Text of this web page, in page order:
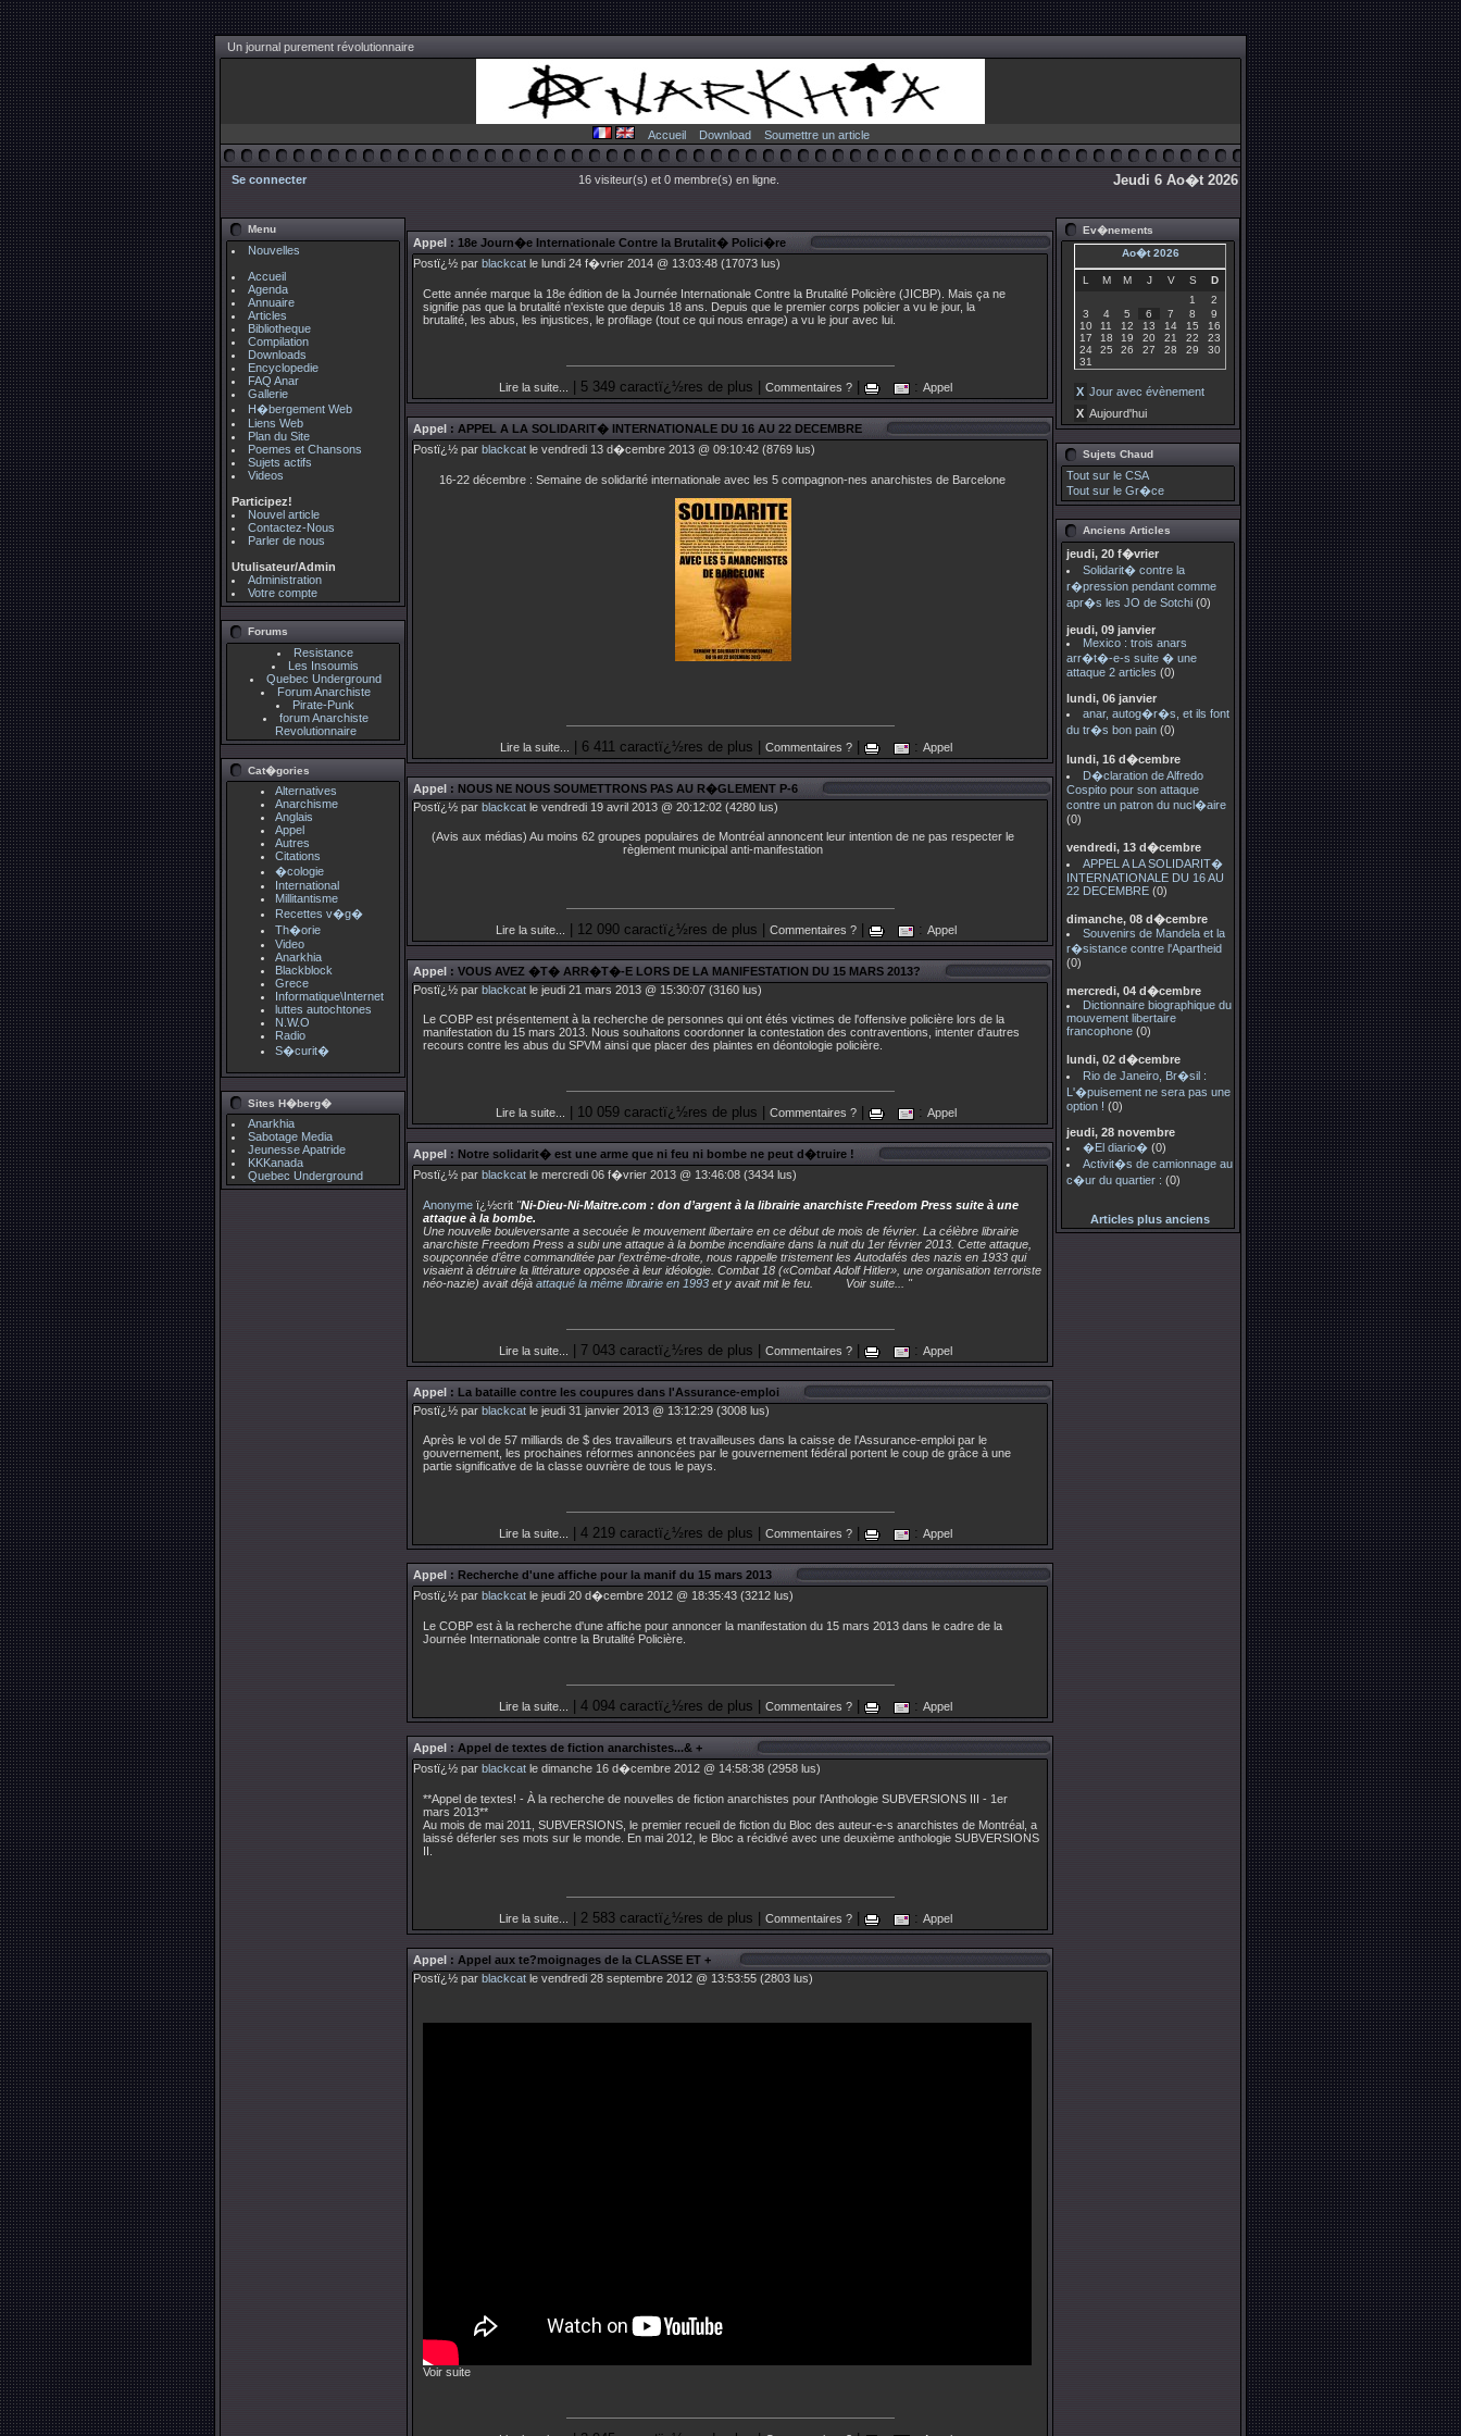
Un journal purement révolutionnaire
Accueil Download Soumettre un article
Se connecter 16 visiteur(s) et 0 membre(s) en ligne. Jeudi 6 Ao�t 2026
Menu
Nouvelles
Accueil
Agenda
Annuaire
Articles
Bibliotheque
Compilation
Downloads
Encyclopedie
FAQ Anar
Gallerie
H�bergement Web
Liens Web
Plan du Site
Poemes et Chansons
Sujets actifs
Videos
Participez!
Nouvel article
Contactez-Nous
Parler de nous
Utulisateur/Admin
Administration
Votre compte
Forums
Resistance
Les Insoumis
Quebec Underground
Forum Anarchiste
Pirate-Punk
forum Anarchiste
Revolutionnaire
Cat�gories
Alternatives
Anarchisme
Anglais
Appel
Autres
Citations
�cologie
International
Millitantisme
Recettes v�g�
Th�orie
Video
Anarkhia
Blackblock
Grece
Informatique\Internet
luttes autochtones
N.W.O
Radio
S�curit�
Sites H�berg�
Anarkhia
Sabotage Media
Jeunesse Apatride
KKKanada
Quebec Underground
Appel : 18e Journ�e Internationale Contre la Brutalit� Polici�re
Postï¿½ par blackcat le lundi 24 f�vrier 2014 @ 13:03:48 (17073 lus)
Cette année marque la 18e édition de la Journée Internationale Contre la Brutalité Policière (JICBP). Mais ça ne
signifie pas que la brutalité n'existe que depuis 18 ans. Depuis que le premier corps policier a vu le jour, la
brutalité, les abus, les injustices, le profilage (tout ce qui nous enrage) a vu le jour avec lui.
Lire la suite... | 5 349 caractï¿½res de plus | Commentaires ? : Appel
Appel : APPEL A LA SOLIDARIT� INTERNATIONALE DU 16 AU 22 DECEMBRE
Postï¿½ par blackcat le vendredi 13 d�cembre 2013 @ 09:10:42 (8769 lus)
16-22 décembre : Semaine de solidarité internationale avec les 5 compagnon-nes anarchistes de Barcelone
Lire la suite... | 6 411 caractï¿½res de plus | Commentaires ?| : Appel
Appel : NOUS NE NOUS SOUMETTRONS PAS AU R�GLEMENT P-6
Postï¿½ par blackcat le vendredi 19 avril 2013 @ 20:12:02 (4280 lus)
(Avis aux médias) Au moins 62 groupes populaires de Montréal annoncent leur intention de ne pas respecter le
règlement municipal anti-manifestation
Lire la suite... | 12 090 caractï¿½res de plus | Commentaires ?| : Appel
Appel : VOUS AVEZ �T� ARR�T�-E LORS DE LA MANIFESTATION DU 15 MARS 2013?
Postï¿½ par blackcat le jeudi 21 mars 2013 @ 15:30:07 (3160 lus)
Le COBP est présentement à la recherche de personnes qui ont étés victimes de l'offensive policière lors de la
manifestation du 15 mars 2013. Nous souhaitons coordonner la contestation des contraventions, intenter d'autres
recours contre les abus du SPVM ainsi que placer des plaintes en déontologie policière.
Lire la suite... | 10 059 caractï¿½res de plus | Commentaires ?| : Appel
Appel : Notre solidarit� est une arme que ni feu ni bombe ne peut d�truire !
Postï¿½ par blackcat le mercredi 06 f�vrier 2013 @ 13:46:08 (3434 lus)
Anonyme ï¿½crit "Ni-Dieu-Ni-Maitre.com : don d’argent à la librairie anarchiste Freedom Press suite à une
attaque à la bombe.
Une nouvelle bouleversante a secouée le mouvement libertaire en ce début de mois de février. La célèbre librairie
anarchiste Freedom Press a subi une attaque à la bombe incendiaire dans la nuit du 1er février 2013. Cette attaque,
soupçonnée d’être commanditée par l’extrême-droite, nous rappelle tristement les Autodafés des nazis en 1933 qui
visaient à détruire la littérature opposée à leur idéologie. Combat 18 («Combat Adolf Hitler», une organisation terroriste
néo-nazie) avait déjà attaqué la même librairie en 1993 et y avait mit le feu. Voir suite... "
Lire la suite... | 7 043 caractï¿½res de plus | Commentaires ? : Appel
Appel : La bataille contre les coupures dans l'Assurance-emploi
Postï¿½ par blackcat le jeudi 31 janvier 2013 @ 13:12:29 (3008 lus)
Après le vol de 57 milliards de $ des travailleurs et travailleuses dans la caisse de l'Assurance-emploi par le
gouvernement, les prochaines réformes annoncées par le gouvernement fédéral portent le coup de grâce à une
partie significative de la classe ouvrière de tous le pays.
Lire la suite... | 4 219 caractï¿½res de plus | Commentaires ? : Appel
Appel : Recherche d'une affiche pour la manif du 15 mars 2013
Postï¿½ par blackcat le jeudi 20 d�cembre 2012 @ 18:35:43 (3212 lus)
Le COBP est à la recherche d'une affiche pour annoncer la manifestation du 15 mars 2013 dans le cadre de la
Journée Internationale contre la Brutalité Policière.
Lire la suite... | 4 094 caractï¿½res de plus | Commentaires ? : Appel
Appel : Appel de textes de fiction anarchistes...& +
Postï¿½ par blackcat le dimanche 16 d�cembre 2012 @ 14:58:38 (2958 lus)
**Appel de textes! - À la recherche de nouvelles de fiction anarchistes pour l'Anthologie SUBVERSIONS III - 1er
mars 2013**
Au mois de mai 2011, SUBVERSIONS, le premier recueil de fiction du Bloc des auteur-e-s anarchistes de Montréal, a
laissé déferler ses mots sur le monde. En mai 2012, le Bloc a récidivé avec une deuxième anthologie SUBVERSIONS
II.
Lire la suite... | 2 583 caractï¿½res de plus | Commentaires ? : Appel
Appel : Appel aux te?moignages de la CLASSE ET +
Postï¿½ par blackcat le vendredi 28 septembre 2012 @ 13:53:55 (2803 lus)
Voir suite
Ev�nements
Ao�t 2026
L M M J V S
D
1
2
3
4 5 6 7 8
9
10
11 12 13 14 15
16
17
18 19 20 21 22
23
24
25 26 27 28 29
30
31
X Jour avec évènement
X Aujourd'hui
Sujets Chaud
Tout sur le CSA
Tout sur le Gr�ce
Anciens Articles
jeudi, 20 f�vrier
Solidarit� contre la
r�pression pendant comme
apr�s les JO de Sotchi (0)
jeudi, 09 janvier
Mexico : trois anars
arr�t�-e-s suite � une
attaque 2 articles (0)
lundi, 06 janvier
anar, autog�r�s, et ils font
du tr�s bon pain (0)
lundi, 16 d�cembre
D�claration de Alfredo
Cospito pour son attaque
contre un patron du nucl�aire
(0)
vendredi, 13 d�cembre
APPEL A LA SOLIDARIT�
INTERNATIONALE DU 16 AU
22 DECEMBRE (0)
dimanche, 08 d�cembre
Souvenirs de Mandela et la
r�sistance contre l'Apartheid
(0)
mercredi, 04 d�cembre
Dictionnaire biographique du
mouvement libertaire
francophone (0)
lundi, 02 d�cembre
Rio de Janeiro, Br�sil :
L'�puisement ne sera pas une
option ! (0)
jeudi, 28 novembre
�El diario� (0)
Activit�s de camionnage au
c�ur du quartier : (0)
Articles plus anciens